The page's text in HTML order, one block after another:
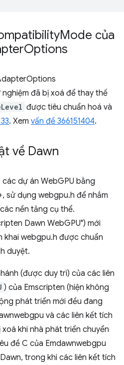
Mode của
Options
đã bị xoá để thay thế
được tiêu chuẩn hoá và
. Xem vấn đề 366151404.
về Dawn
dự án WebGPU bằng
sử dụng webgpu.h để nhắm
nền tảng cụ thể.
Dawn WebGPU") mới
khai webgpu.h được chuẩn
duyệt.
(được duy trì) của các liên
) của Emscripten (hiện không
phát triển mới đều đang
và các liên kết tích
khi nhà phát triển chuyển
đề C của Emdawnwebgpu
trong khi các liên kết tích